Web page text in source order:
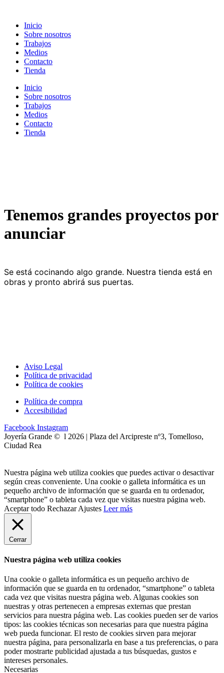
contenido
Inicio
Sobre nosotros
Trabajos
Medios
Contacto
Tienda
Inicio
Sobre nosotros
Trabajos
Medios
Contacto
Tienda
Tenemos grandes proyectos por
anunciar
Se está cocinando algo grande. Nuestra tienda está en
obras y pronto abrirá sus puertas.
Aviso Legal
Política de privacidad
Política de cookies
Política de compra
Accesibilidad
Facebook Instagram
Joyería Grande © l 2026 | Plaza del Arcipreste nº3, Tomelloso,
Ciudad Rea
Nuestra página web utiliza cookies que puedes activar o desactivar
según creas conveniente. Una cookie o galleta informática es un
pequeño archivo de información que se guarda en tu ordenador,
“smartphone” o tableta cada vez que visitas nuestra página web.
Aceptar todo Rechazar Ajustes Leer más
Cerrar
Nuestra página web utiliza cookies
Una cookie o galleta informática es un pequeño archivo de
información que se guarda en tu ordenador, “smartphone” o tableta
cada vez que visitas nuestra página web. Algunas cookies son
nuestras y otras pertenecen a empresas externas que prestan
servicios para nuestra página web. Las cookies pueden ser de varios
tipos: las cookies técnicas son necesarias para que nuestra página
web pueda funcionar. El resto de cookies sirven para mejorar
nuestra página, para personalizarla en base a tus preferencias, o para
poder mostrarte publicidad ajustada a tus búsquedas, gustos e
intereses personales.
Necesarias